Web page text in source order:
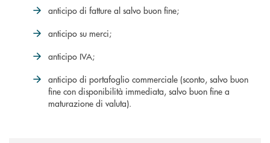
anticipo di fatture al salvo buon fine;
anticipo su merci;
anticipo IVA;
anticipo di portafoglio commerciale (sconto, salvo buon
fine con disponibilità immediata, salvo buon fine a
maturazione di valuta).